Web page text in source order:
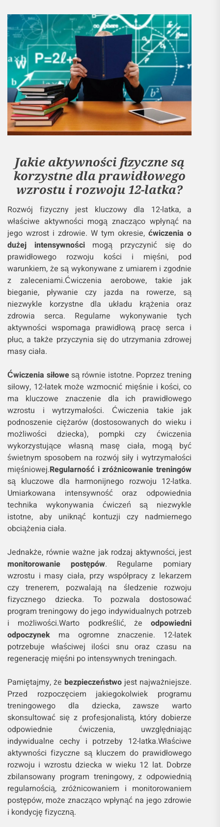
Jakie aktywności fizyczne są
korzystne dla prawidłowego
wzrostu i rozwoju 12-latka?
Rozwój fizyczny jest kluczowy dla 12-latka, a
właściwe aktywności mogą znacząco wpłynąć na
jego wzrost i zdrowie. W tym okresie,ćwiczenia o
dużej intensywnościmogą przyczynić się do
prawidłowego rozwoju kości i mięśni, pod
warunkiem, że są wykonywane z umiarem i zgodnie
z zaleceniami.Ćwiczenia aerobowe, takie jak
bieganie, pływanie czy jazda na rowerze, są
niezwykle korzystne dla układu krążenia oraz
zdrowia serca. Regularne wykonywanie tych
aktywności wspomaga prawidłową pracę serca i
płuc, a także przyczynia się do utrzymania zdrowej
masy ciała.
Ćwiczenia siłowesą równie istotne. Poprzez trening
siłowy, 12-latek może wzmocnić mięśnie i kości, co
ma kluczowe znaczenie dla ich prawidłowego
wzrostu i wytrzymałości. Ćwiczenia takie jak
podnoszenie ciężarów (dostosowanych do wieku i
możliwości dziecka), pompki czy ćwiczenia
wykorzystujące własną masę ciała, mogą być
świetnym sposobem na rozwój siły i wytrzymałości
mięśniowej.Regularność i zróżnicowanie treningów
są kluczowe dla harmonijnego rozwoju 12-latka.
Umiarkowana intensywność oraz odpowiednia
technika wykonywania ćwiczeń są niezwykle
istotne, aby uniknąć kontuzji czy nadmiernego
obciążenia ciała.
Jednakże, równie ważne jak rodzaj aktywności, jest
monitorowanie postępów. Regularne pomiary
wzrostu i masy ciała, przy współpracy z lekarzem
czy trenerem, pozwalają na śledzenie rozwoju
fizycznego dziecka. To pozwala dostosować
program treningowy do jego indywidualnych potrzeb
i możliwości.Warto podkreślić, żeodpowiedni
odpoczynek ma ogromne znaczenie. 12-latek
potrzebuje właściwej ilości snu oraz czasu na
regenerację mięśni po intensywnych treningach.
Pamiętajmy, żebezpieczeństwo jest najważniejsze.
Przed rozpoczęciem jakiegokolwiek programu
treningowego dla dziecka, zawsze warto
skonsultować się z profesjonalistą, który dobierze
odpowiednie ćwiczenia, uwzględniając
indywidualne cechy i potrzeby 12-latka.Właściwe
aktywności fizyczne są kluczem do prawidłowego
rozwoju i wzrostu dziecka w wieku 12 lat. Dobrze
zbilansowany program treningowy, z odpowiednią
regularnością, zróżnicowaniem i monitorowaniem
postępów, może znacząco wpłynąć na jego zdrowie
i kondycję fizyczną.